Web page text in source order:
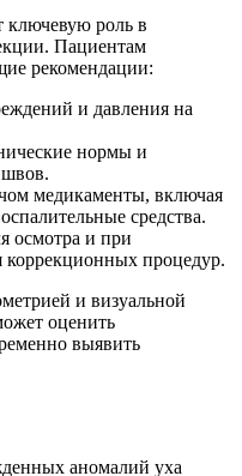
ключевую роль в
Пациентам
рекомендации:
и давления на
нормы и
швов.
медикаменты, включая
средства.
осмотра и при
коррекционных процедур.
и визуальной
оценить
выявить
аномалий уха